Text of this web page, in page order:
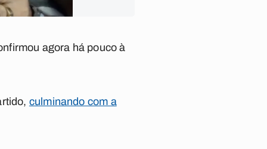
agora há pouco à
culminando com a